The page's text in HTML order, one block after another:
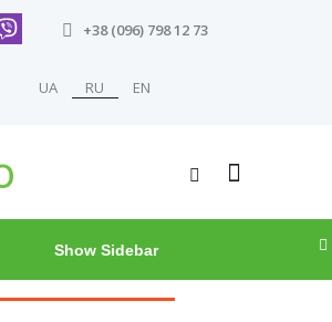
+38 (096) 798 12 73
UA RU EN
панели
Show Sidebar